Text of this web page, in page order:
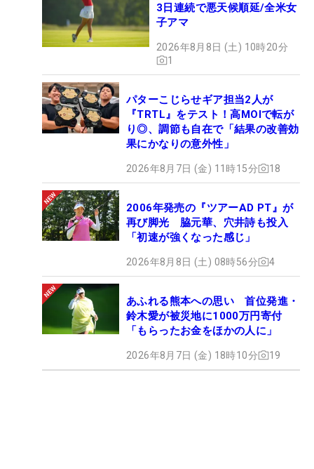
3日連続で悪天候順延/全米女
子アマ
2026年8月8日 (土) 10時20分
1
パターこじらせギア担当2人が
『TRTL』をテスト！高MOIで転が
り◎、調節も自在で「結果の改善効
果にかなりの意外性」
2026年8月7日 (金) 11時15分 18
2006年発売の『ツアーAD PT』が
再び脚光 脇元華、穴井詩も投入
「初速が強くなった感じ」
2026年8月8日 (土) 08時56分 4
あふれる熊本への思い 首位発進・
鈴木愛が被災地に1000万円寄付
「もらったお金をほかの人に」
2026年8月7日 (金) 18時10分 19